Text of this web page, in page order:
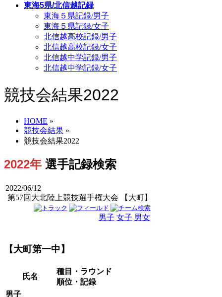
東海5県/北信越記録
東海５県記録/男子
東海５県記録/女子
北信越高校記録/男子
北信越高校記録/女子
北信越中学記録/男子
北信越中学記録/女子
競技会結果2022
HOME »
競技会結果 »
競技会結果2022
2022年 選手記録検索
2022/06/12
第57回大北陸上競技選手権大会 【大町】
男子 女子 男女
【大町第一中】
氏名
種目・ラウンド
順位・記録
男子